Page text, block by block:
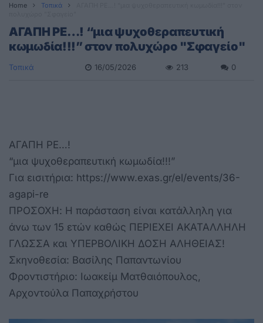
Home Τοπικά
ΑΓΑΠΗ ΡΕ…! “μια ψυχοθεραπευτική
κωμωδία!!!” στον πολυχώρο "Σφαγείο"
Τοπικά 16/05/2026 213 0
ΑΓΑΠΗ ΡΕ…!
“μια ψυχοθεραπευτική κωμωδία!!!”
Για εισιτήρια: https://www.exas.gr/el/events/36-
agapi-re
ΠΡΟΣΟΧΗ: Η παράσταση είναι κατάλληλη για
άνω των 15 ετών καθώς ΠΕΡΙΕΧΕΙ ΑΚΑΤΑΛΛΗΛΗ
ΓΛΩΣΣΑ και ΥΠΕΡΒΟΛΙΚΗ ΔΟΣΗ ΑΛΗΘΕΙΑΣ!
Σκηνοθεσία: Βασίλης Παπαντωνίου
Φροντιστήριο: Ιωακείμ Ματθαιόπουλος,
Αρχοντούλα Παπαχρήστου